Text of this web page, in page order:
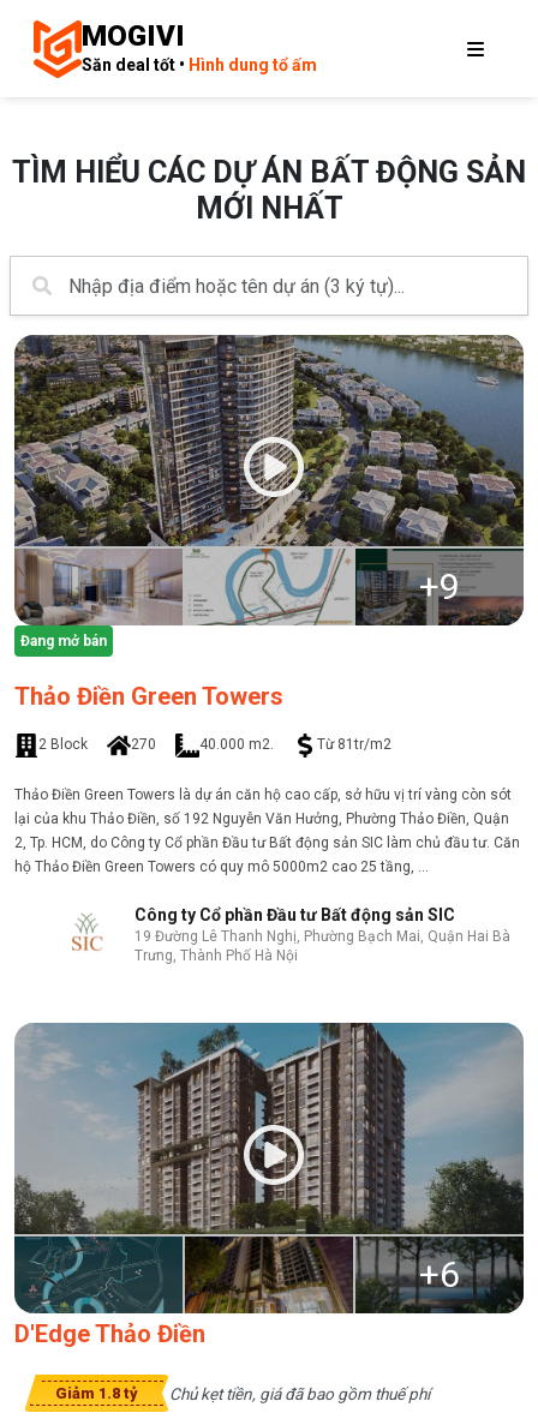
MOGIVI
Săn deal tốt • Hình dung tổ ấm
TÌM HIỂU CÁC DỰ ÁN BẤT ĐỘNG SẢN
MỚI NHẤT
+9
Đang mở bán
Thảo Điền Green Towers
2 Block 270 40.000 m2. Từ 81tr/m2
Thảo Điền Green Towers là dự án căn hộ cao cấp, sở hữu vị trí vàng còn sót
lại của khu Thảo Điền, số 192 Nguyễn Văn Hưởng, Phường Thảo Điền, Quận
2, Tp. HCM, do Công ty Cổ phần Đầu tư Bất động sản SIC làm chủ đầu tư. Căn
hộ Thảo Điền Green Towers có quy mô 5000m2 cao 25 tầng, ...
Công ty Cổ phần Đầu tư Bất động sản SIC
19 Đường Lê Thanh Nghị, Phường Bạch Mai, Quận Hai Bà
Trưng, Thành Phố Hà Nội
+6
D'Edge Thảo Điền
Giảm 1.8 tỷ Chủ kẹt tiền, giá đã bao gồm thuế phí